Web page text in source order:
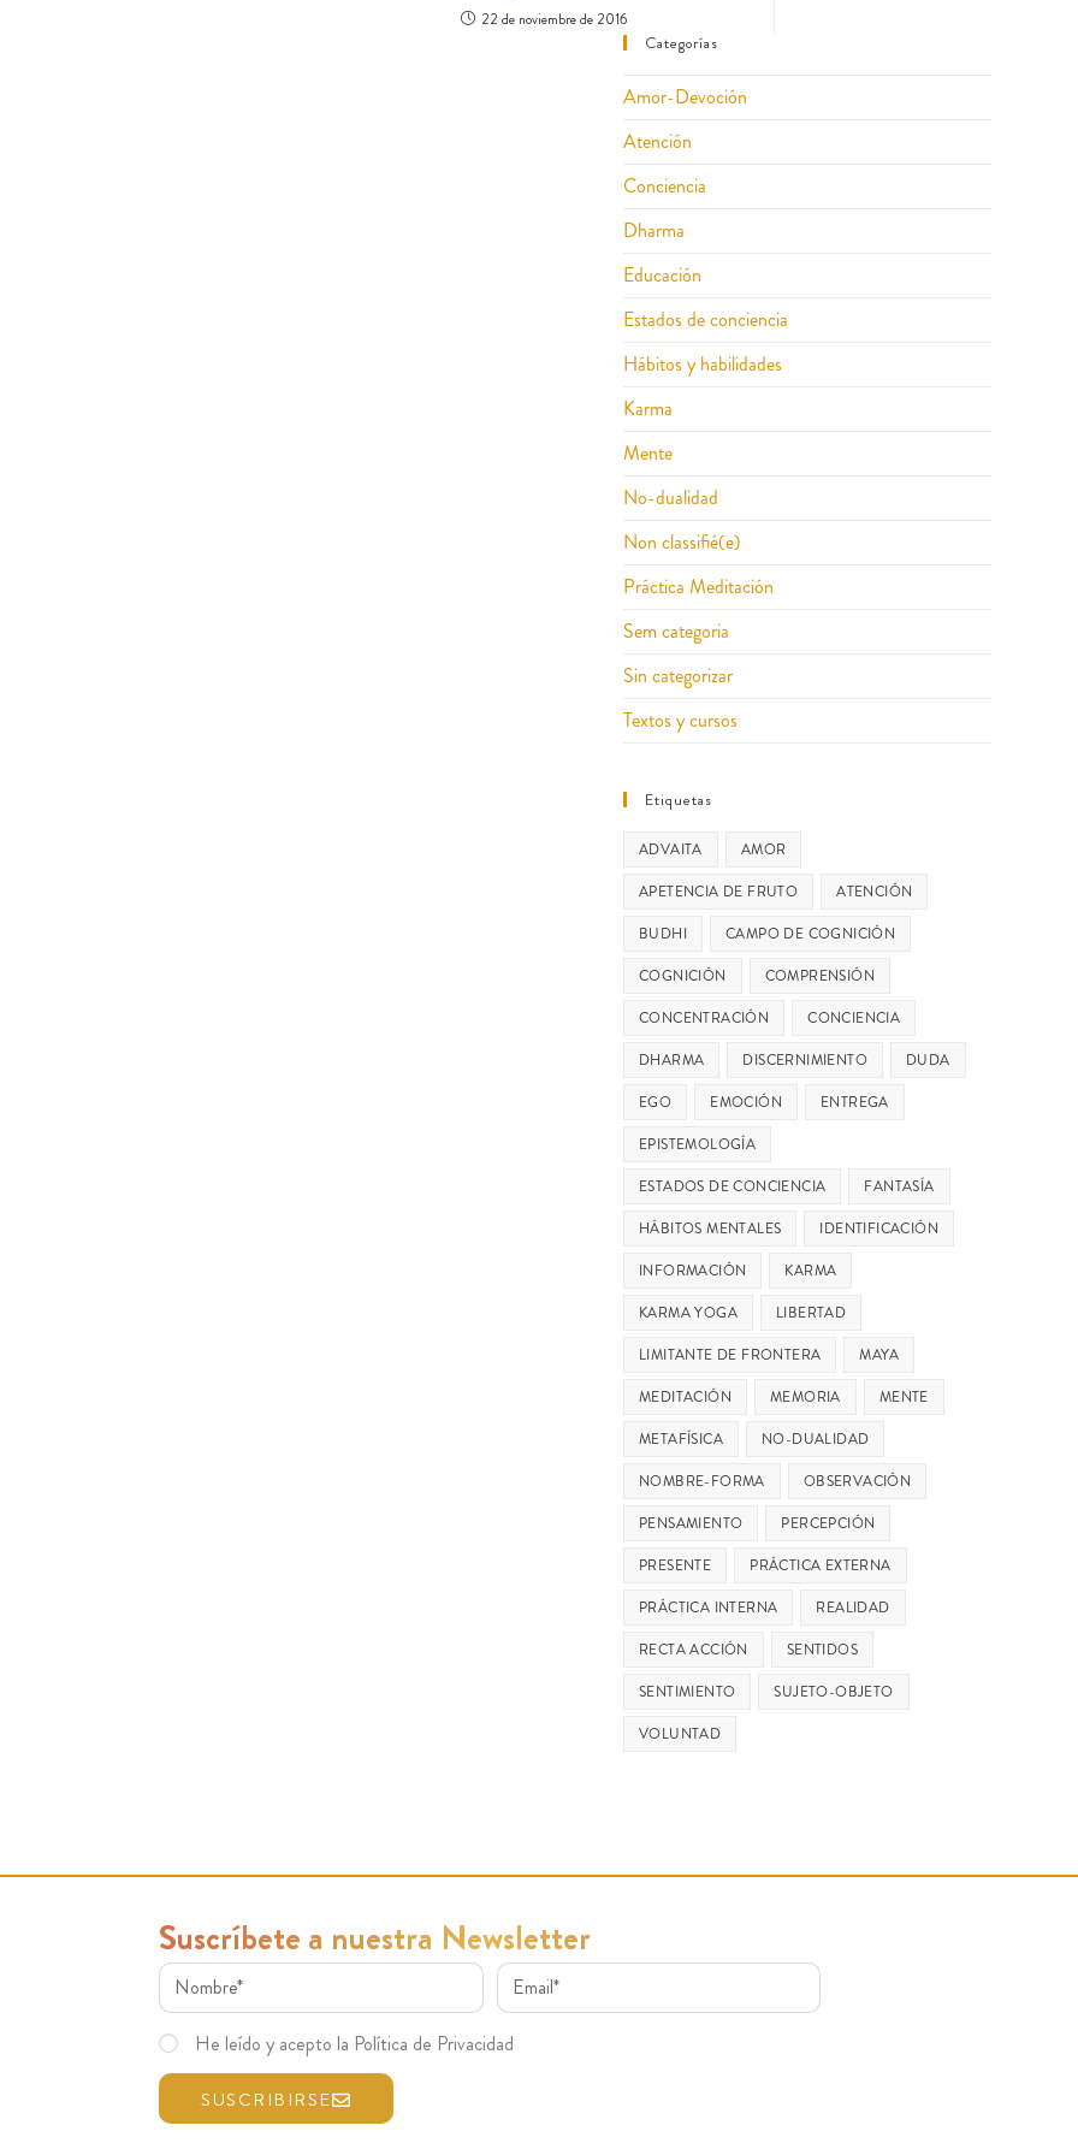
22 de noviembre de 2016
Categorías
Amor-Devoción
Atención
Conciencia
Dharma
Educación
Estados de conciencia
Hábitos y habilidades
Karma
Mente
No-dualidad
Non classifié(e)
Práctica Meditación
Sem categoria
Sin categorizar
Textos y cursos
Etiquetas
ADVAITA
AMOR
APETENCIA DE FRUTO
ATENCIÓN
BUDHI
CAMPO DE COGNICIÓN
COGNICIÓN
COMPRENSIÓN
CONCENTRACIÓN
CONCIENCIA
DHARMA
DISCERNIMIENTO
DUDA
EGO
EMOCIÓN
ENTREGA
EPISTEMOLOGÍA
ESTADOS DE CONCIENCIA
FANTASÍA
HÁBITOS MENTALES
IDENTIFICACIÓN
INFORMACIÓN
KARMA
KARMA YOGA
LIBERTAD
LIMITANTE DE FRONTERA
MAYA
MEDITACIÓN
MEMORIA
MENTE
METAFÍSICA
NO-DUALIDAD
NOMBRE-FORMA
OBSERVACIÓN
PENSAMIENTO
PERCEPCIÓN
PRESENTE
PRÁCTICA EXTERNA
PRÁCTICA INTERNA
REALIDAD
RECTA ACCIÓN
SENTIDOS
SENTIMIENTO
SUJETO-OBJETO
VOLUNTAD
Suscríbete a nuestra Newsletter
He leído y acepto la Política de Privacidad
SUSCRIBIRSE